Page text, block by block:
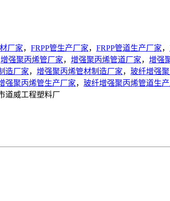
厂家， FRPP管生产厂家， FRPP管道生产厂家，
增强聚丙烯管厂家， 增强聚丙烯管道厂家， 增强
造厂家， 增强聚丙烯管材制造厂家， 玻纤增强
强聚丙烯管生产厂家， 玻纤增强聚丙烯管道生
道威工程塑料厂